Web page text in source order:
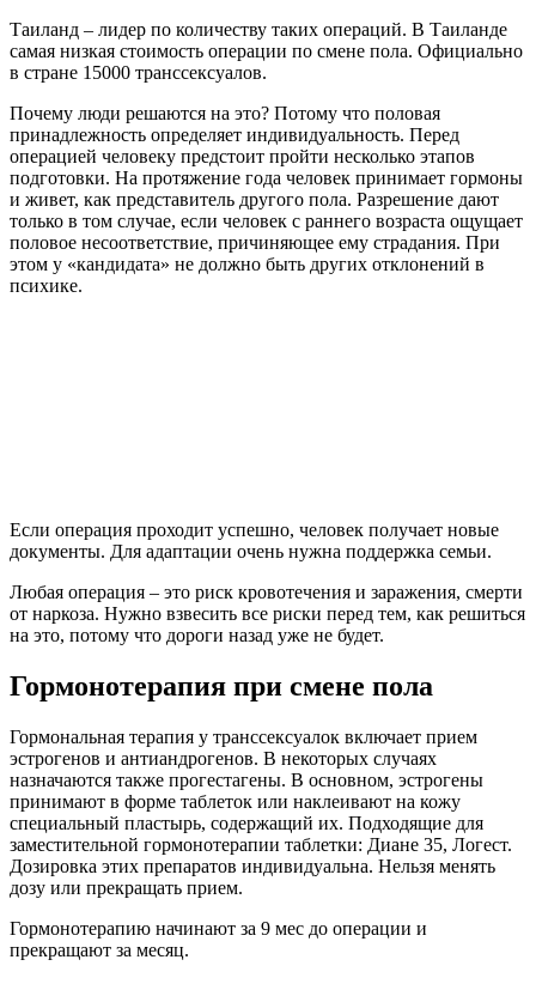
Таиланд – лидер по количеству таких операций. В Таиланде
самая низкая стоимость операции по смене пола. Официально
в стране 15000 транссексуалов.
Почему люди решаются на это? Потому что половая
принадлежность определяет индивидуальность. Перед
операцией человеку предстоит пройти несколько этапов
подготовки. На протяжение года человек принимает гормоны
и живет, как представитель другого пола. Разрешение дают
только в том случае, если человек с раннего возраста ощущает
половое несоответствие, причиняющее ему страдания. При
этом у «кандидата» не должно быть других отклонений в
психике.
Если операция проходит успешно, человек получает новые
документы. Для адаптации очень нужна поддержка семьи.
Любая операция – это риск кровотечения и заражения, смерти
от наркоза. Нужно взвесить все риски перед тем, как решиться
на это, потому что дороги назад уже не будет.
Гормонотерапия при смене пола
Гормональная терапия у транссексуалок включает прием
эстрогенов и антиандрогенов. В некоторых случаях
назначаются также прогестагены. В основном, эстрогены
принимают в форме таблеток или наклеивают на кожу
специальный пластырь, содержащий их. Подходящие для
заместительной гормонотерапии таблетки: Диане 35, Логест.
Дозировка этих препаратов индивидуальна. Нельзя менять
дозу или прекращать прием.
Гормонотерапию начинают за 9 мес до операции и
прекращают за месяц.